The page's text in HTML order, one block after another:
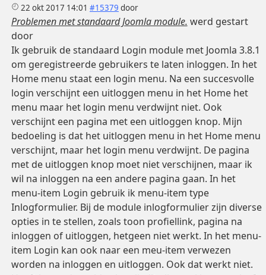
22 okt 2017 14:01 #15379 door
Problemen met standaard Joomla module. werd gestart
door
Ik gebruik de standaard Login module met Joomla 3.8.1
om geregistreerde gebruikers te laten inloggen. In het
Home menu staat een login menu. Na een succesvolle
login verschijnt een uitloggen menu in het Home het
menu maar het login menu verdwijnt niet. Ook
verschijnt een pagina met een uitloggen knop. Mijn
bedoeling is dat het uitloggen menu in het Home menu
verschijnt, maar het login menu verdwijnt. De pagina
met de uitloggen knop moet niet verschijnen, maar ik
wil na inloggen na een andere pagina gaan. In het
menu-item Login gebruik ik menu-item type
Inlogformulier. Bij de module inlogformulier zijn diverse
opties in te stellen, zoals toon profiellink, pagina na
inloggen of uitloggen, hetgeen niet werkt. In het menu-
item Login kan ook naar een meu-item verwezen
worden na inloggen en uitloggen. Ook dat werkt niet.